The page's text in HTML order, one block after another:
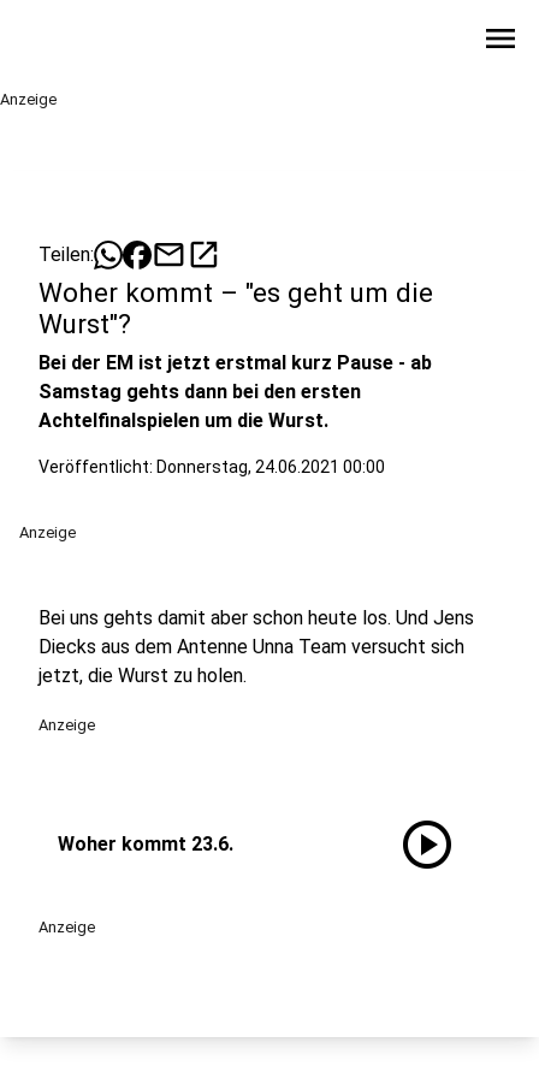
menu
Anzeige
Teilen: mailopen_in_new
Woher kommt – "es geht um die
Wurst"?
Bei der EM ist jetzt erstmal kurz Pause - ab
Samstag gehts dann bei den ersten
Achtelfinalspielen um die Wurst.
Veröffentlicht: Donnerstag, 24.06.2021 00:00
Anzeige
Bei uns gehts damit aber schon heute los. Und Jens
Diecks aus dem Antenne Unna Team versucht sich
jetzt, die Wurst zu holen.
Anzeige
Woher kommt 23.6. play_circle
Anzeige